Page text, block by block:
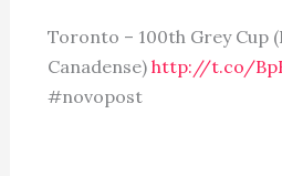
Toronto – 100th Grey Cup
Canadense) http://t.co/
#novopost